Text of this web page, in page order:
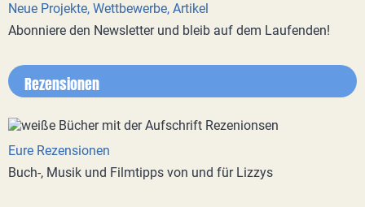
Neue Projekte, Wettbewerbe, Artikel
Abonniere den Newsletter und bleib auf dem Laufenden!
Rezensionen
Eure Rezensionen
Buch-, Musik und Filmtipps von und für Lizzys